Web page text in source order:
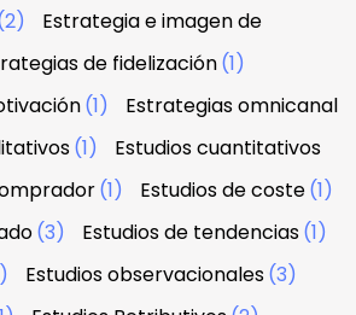
Estrategia e imagen de
de fidelización(1)
(1)
Estrategias omnicanal
(1)
Estudios cuantitativos
(1) Estudios de coste(1)
(3) Estudios de tendencias(1)
Estudios observacionales(3)